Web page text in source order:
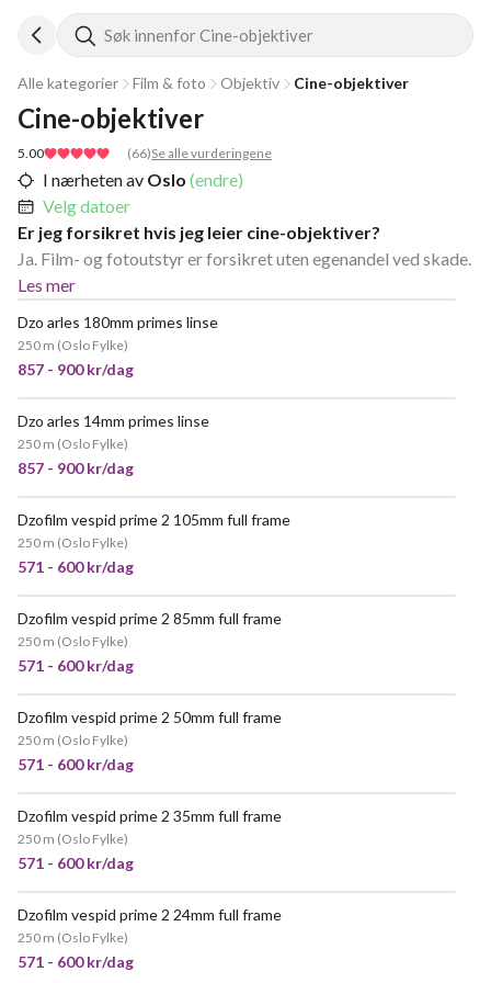
Søk innenfor Cine-objektiver
Alle kategorier Film & foto Objektiv Cine-objektiver
5.00 (66)Se alle vurderingene
Cine-objektiver
I nærheten av Oslo (endre)
Velg datoer
Er jeg forsikret hvis jeg leier cine-objektiver?
Ja. Film- og fotoutstyr er forsikret uten egenandel ved skade.
Les mer
Dzo arles 180mm primes linse
250 m (Oslo Fylke)
857 - 900 kr/dag
Dzo arles 14mm primes linse
250 m (Oslo Fylke)
857 - 900 kr/dag
Dzofilm vespid prime 2 105mm full frame
250 m (Oslo Fylke)
571 - 600 kr/dag
Dzofilm vespid prime 2 85mm full frame
250 m (Oslo Fylke)
571 - 600 kr/dag
Dzofilm vespid prime 2 50mm full frame
250 m (Oslo Fylke)
571 - 600 kr/dag
Dzofilm vespid prime 2 35mm full frame
250 m (Oslo Fylke)
571 - 600 kr/dag
Dzofilm vespid prime 2 24mm full frame
250 m (Oslo Fylke)
571 - 600 kr/dag